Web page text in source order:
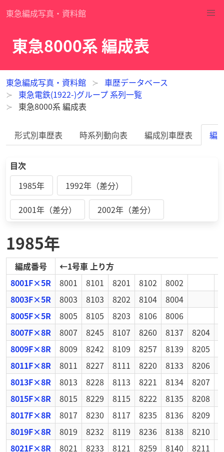
東急編成写真・資料館
東急8000系 編成表
東急編成写真・資料館
車歴データベース
東急電鉄(1922-)グループ 系列一覧
東急8000系 編成表
形式別車歴表 時系列動向表 編成別車歴表 編
目次
1985年
1992年（差分）
2001年（差分）
2002年（差分）
1985年
編成番号 ←1号車 上り方
8001F×5R
8001 8101 8201 8102
8002
8003F×5R
8003 8103 8202 8104
8004
8005F×5R
8005 8105 8203 8106
8006
8007F×8R
8007 8245 8107 8260 8137 8204
8009F×8R
8009 8242 8109 8257 8139 8205
8011F×8R
8011 8227 8111 8220 8133 8206
8013F×8R
8013 8228 8113 8221 8134 8207
8015F×8R
8015 8229 8115 8222 8135 8208
8017F×8R
8017 8230 8117 8235 8136 8209
8019F×8R
8019 8232 8119 8236 8138 8210
8021F×8R
8021 8233 8121 8259 8140 8211